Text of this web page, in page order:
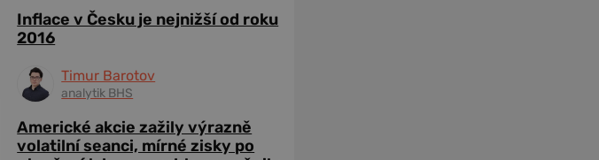
Inflace v Česku je nejnižší od roku
2016
Timur Barotov
analytik BHS
Americké akcie zažily výrazně
volatilní seanci, mírné zisky po